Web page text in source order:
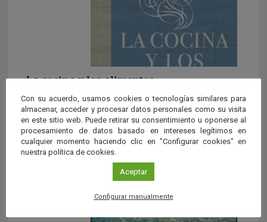
La cocina y los alimentos
La cocina y los alimentos muestra lo que la cocina
esconde. Una auténtica biblia para los amantes y
profesionales […]
Con su acuerdo, usamos cookies o tecnologías similares para
almacenar, acceder y procesar datos personales como su visita
en este sitio web. Puede retirar su consentimiento u oponerse al
procesamiento de datos basado en intereses legítimos en
cualquier momento haciendo clic en "Configurar cookies" en
nuestra política de cookies.
Aceptar
Configurar manualmente